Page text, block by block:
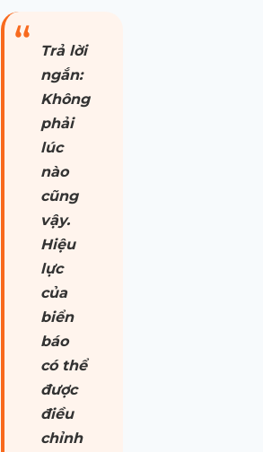
Trả lời
ngắn:
Không
phải
lúc
nào
cũng
vậy.
Hiệu
lực
của
biển
báo
có thể
được
điều
chỉnh